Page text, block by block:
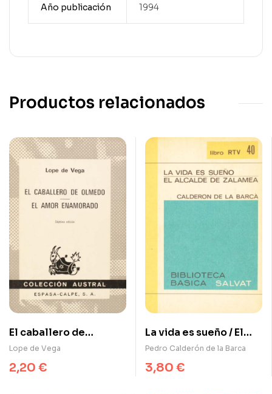
Año publicación 1994
Productos relacionados
El caballero de
Olmedo / El amor
enamorado
Lope de Vega
2,20 €
La vida es sueño / El
alcalde de Zalamea
Pedro Calderón de la Barca
3,80 €